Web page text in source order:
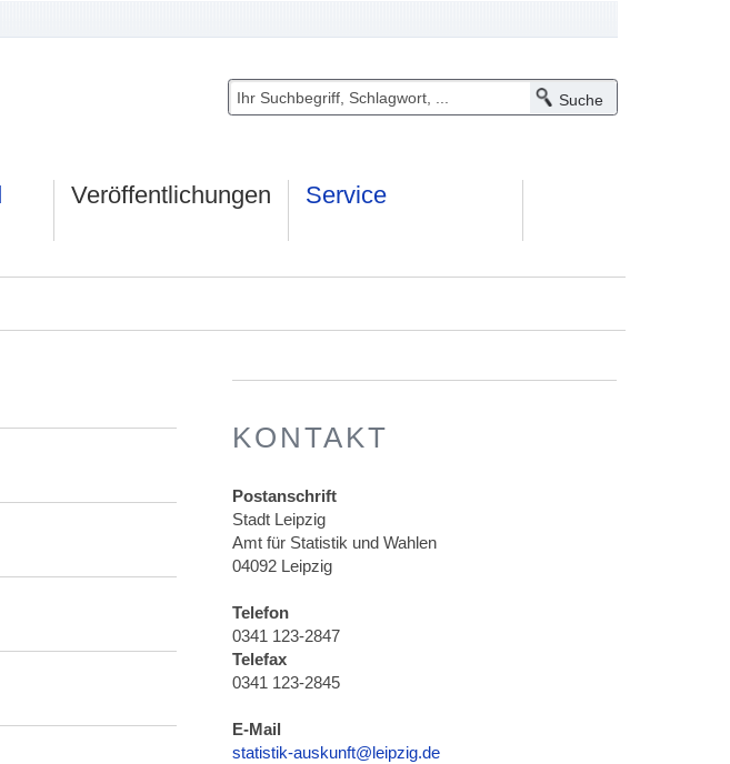
Veröffentlichungen Service
KONTAKT
Postanschrift
Stadt Leipzig
Amt für Statistik und Wahlen
04092 Leipzig
Telefon
0341 123-2847
Telefax
0341 123-2845
E-Mail
statistik-auskunft@leipzig.de